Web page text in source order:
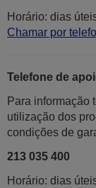
Horário: dias
Chamar por
Telefone de
Para informação
utilização dos
condições de
213 035 400
Horário: dias